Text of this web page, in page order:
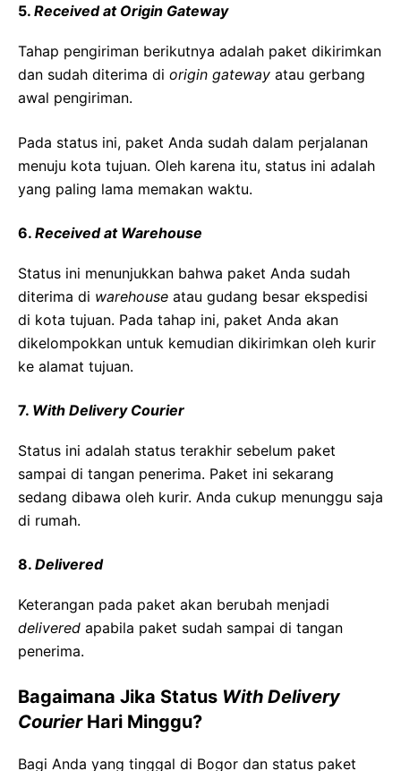
5. Received at Origin Gateway
Tahap pengiriman berikutnya adalah paket dikirimkan
dan sudah diterima di origin gateway atau gerbang
awal pengiriman.
Pada status ini, paket Anda sudah dalam perjalanan
menuju kota tujuan. Oleh karena itu, status ini adalah
yang paling lama memakan waktu.
6. Received at Warehouse
Status ini menunjukkan bahwa paket Anda sudah
diterima di warehouse atau gudang besar ekspedisi
di kota tujuan. Pada tahap ini, paket Anda akan
dikelompokkan untuk kemudian dikirimkan oleh kurir
ke alamat tujuan.
7. With Delivery Courier
Status ini adalah status terakhir sebelum paket
sampai di tangan penerima. Paket ini sekarang
sedang dibawa oleh kurir. Anda cukup menunggu saja
di rumah.
8. Delivered
Keterangan pada paket akan berubah menjadi
delivered apabila paket sudah sampai di tangan
penerima.
Bagaimana Jika Status With Delivery
CourierHari Minggu?
Bagi Anda yang tinggal di Bogor dan status paket